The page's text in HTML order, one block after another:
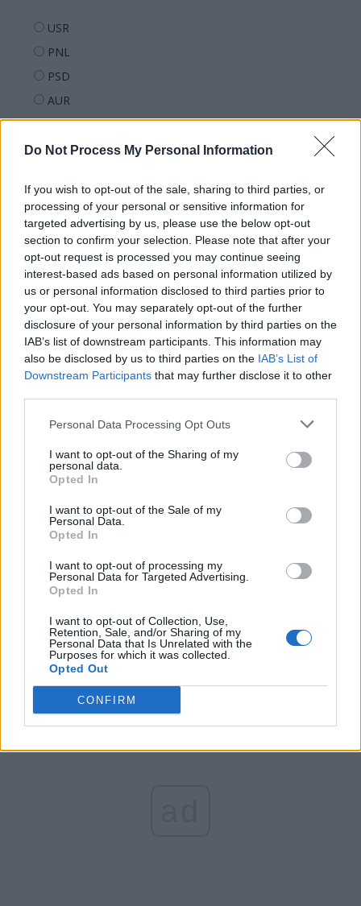
Do Not Process My Personal Information
If you wish to opt-out of the sale, sharing to third parties, or
processing of your personal or sensitive information for
targeted advertising by us, please use the below opt-out
section to confirm your selection. Please note that after your
opt-out request is processed you may continue seeing
interest-based ads based on personal information utilized by
us or personal information disclosed to third parties prior to
your opt-out. You may separately opt-out of the further
disclosure of your personal information by third parties on the
IAB’s list of downstream participants. This information may
also be disclosed by us to third parties on the IAB’s List of
Downstream Participants that may further disclose it to other
Personal Data Processing Opt Outs
I want to opt-out of the Sharing of my
personal data.
Opted In
I want to opt-out of the Sale of my
Personal Data.
Opted In
I want to opt-out of processing my
Personal Data for Targeted Advertising.
Opted In
I want to opt-out of Collection, Use,
Retention, Sale, and/or Sharing of my
Personal Data that Is Unrelated with the
Purposes for which it was collected.
Opted Out
CONFIRM
USR
PNL
PSD
AUR
UDMR
PMP (Tomac)
PNȚMM
REPER
SENS
SOS (Șoșoacă)
POT (Gavrilă)
PACE (Peia)
Acțiunea Conservatoare (Târziu)
PDF (Lazarus)
Partidul Patrioților (Surugiu)
FAR (Coarnă)
România pe Primul Loc (Ponta)
Altul
Arhiva sondajelor